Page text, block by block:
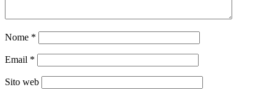
Nome *
Email *
Sito web